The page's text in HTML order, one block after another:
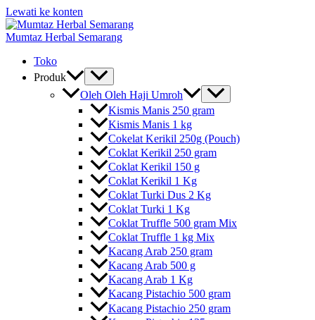
Lewati ke konten
Mumtaz Herbal Semarang
Toko
Produk
Oleh Oleh Haji Umroh
Kismis Manis 250 gram
Kismis Manis 1 kg
Cokelat Kerikil 250g (Pouch)
Coklat Kerikil 250 gram
Coklat Kerikil 150 g
Coklat Kerikil 1 Kg
Coklat Turki Dus 2 Kg
Coklat Turki 1 Kg
Coklat Truffle 500 gram Mix
Coklat Truffle 1 kg Mix
Kacang Arab 250 gram
Kacang Arab 500 g
Kacang Arab 1 Kg
Kacang Pistachio 500 gram
Kacang Pistachio 250 gram